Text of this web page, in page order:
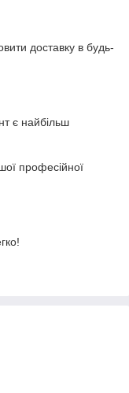
доставку в будь-
є найбільш
професійної